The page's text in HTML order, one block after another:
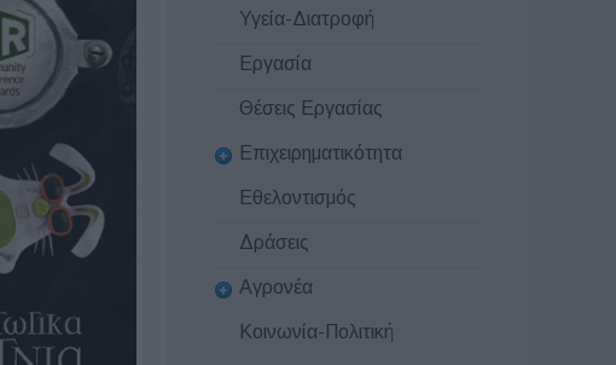
Υγεία-Διατροφή
Εργασία
Θέσεις Εργασίας
Επιχειρηματικότητα
Εθελοντισμός
Δράσεις
Αγρονέα
Κοινωνία-Πολιτική